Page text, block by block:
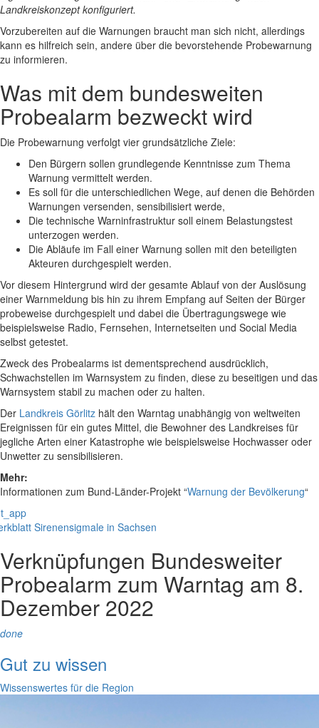
Landkreiskonzept konfiguriert.
Vorzubereiten auf die Warnungen braucht man sich nicht, allerdings
kann es hilfreich sein, andere über die bevorstehende Probewarnung
zu informieren.
Was mit dem bundesweiten
Probealarm bezweckt wird
Die Probewarnung verfolgt vier grundsätzliche Ziele:
Den Bürgern sollen grundlegende Kenntnisse zum Thema
Warnung vermittelt werden.
Es soll für die unterschiedlichen Wege, auf denen die Behörden
Warnungen versenden, sensibilisiert werde,
Die technische Warninfrastruktur soll einem Belastungstest
unterzogen werden.
Die Abläufe im Fall einer Warnung sollen mit den beteiligten
Akteuren durchgespielt werden.
Vor diesem Hintergrund wird der gesamte Ablauf von der Auslösung
einer Warnmeldung bis hin zu ihrem Empfang auf Seiten der Bürger
probeweise durchgespielt und dabei die Übertragungswege wie
beispielsweise Radio, Fernsehen, Internetseiten und Social Media
selbst getestet.
Zweck des Probealarms ist dementsprechend ausdrücklich,
Schwachstellen im Warnsystem zu finden, diese zu beseitigen und das
Warnsystem stabil zu machen oder zu halten.
Der Landkreis Görlitz hält den Warntag unabhängig von weltweiten
Ereignissen für ein gutes Mittel, die Bewohner des Landkreises für
jegliche Arten einer Katastrophe wie beispielsweise Hochwasser oder
Unwetter zu sensibilisieren.
Mehr:
Informationen zum Bund-Länder-Projekt “Warnung der Bevölkerung“
Sirenensigmale in Sachsen
Verknüpfungen Bundesweiter
Probealarm zum Warntag am 8.
Dezember 2022
done
Gut zu wissen
Wissenswertes für die Region